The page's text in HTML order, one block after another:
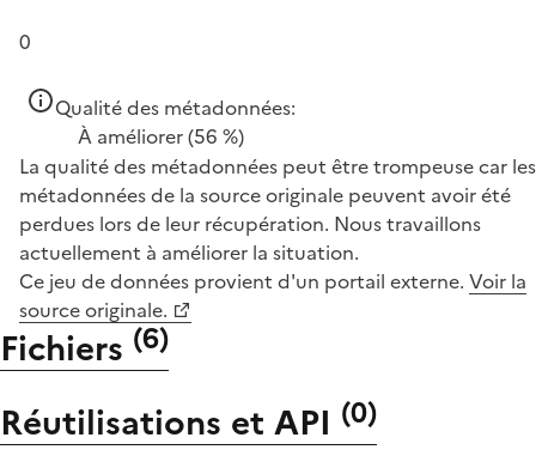
0
Qualité des métadonnées:
À améliorer(56 %)
La qualité des métadonnées peut être trompeuse car les
métadonnées de la source originale peuvent avoir été
perdues lors de leur récupération. Nous travaillons
actuellement à améliorer la situation.
Ce jeu de données provient d'un portail externe. Voir la
source originale.
Fichiers (6)
Réutilisations et API (0)